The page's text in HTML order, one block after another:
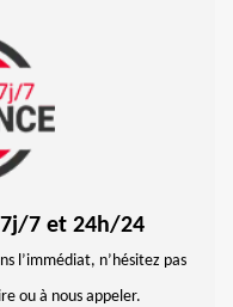
7j/7 et 24h/24
l’immédiat, n’hésitez pas
ou à nous appeler.